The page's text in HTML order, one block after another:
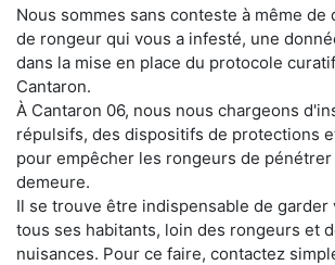
Nous sommes sans conteste à même de
de rongeur qui vous a infesté, une
dans la mise en place du protocole
Cantaron.
À Cantaron 06, nous nous chargeons
répulsifs, des dispositifs de protections
pour empêcher les rongeurs de
demeure.
Il se trouve être indispensable de
tous ses habitants, loin des rongeurs et
nuisances. Pour ce faire, contactez